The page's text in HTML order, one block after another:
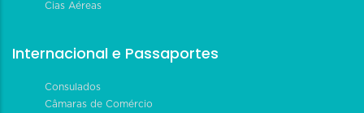
Cias Aéreas
Internacional e Passaportes
Consulados
Câmaras de Comércio